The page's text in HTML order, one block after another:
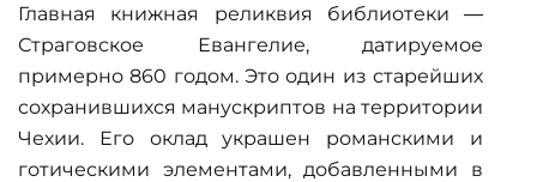
Главная книжная реликвия библиотеки —
Страговское Евангелие, датируемое
примерно 860 годом. Это один из старейших
сохранившихся манускриптов на территории
Чехии. Его оклад украшен романскими и
готическими элементами, добавленными в